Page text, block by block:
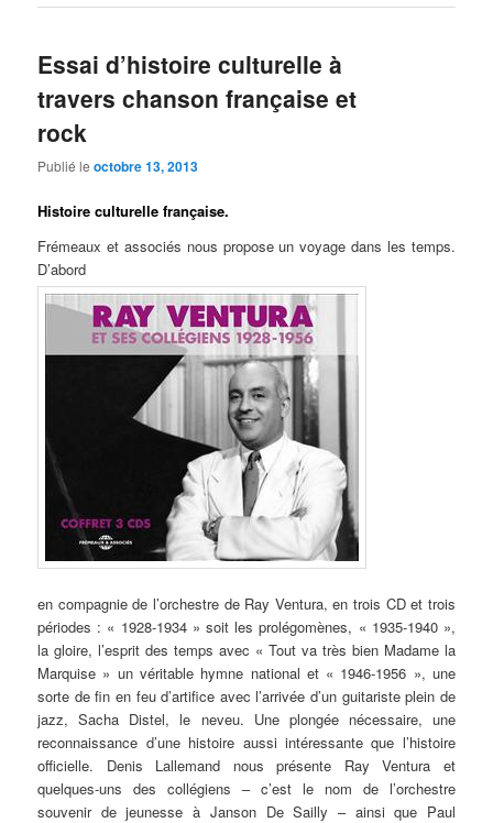
Essai d’histoire culturelle à
travers chanson française et
rock
Publié leoctobre 13, 2013
Histoire culturelle française.
Frémeaux et associés nous propose un voyage dans les temps.
D’abord
en compagnie de l’orchestre de Ray Ventura, en trois CD et trois
périodes : « 1928-1934 » soit les prolégomènes, « 1935-1940 »,
la gloire, l’esprit des temps avec « Tout va très bien Madame la
Marquise » un véritable hymne national et « 1946-1956 », une
sorte de fin en feu d’artifice avec l’arrivée d’un guitariste plein de
jazz, Sacha Distel, le neveu. Une plongée nécessaire, une
reconnaissance d’une histoire aussi intéressante que l’histoire
officielle. Denis Lallemand nous présente Ray Ventura et
quelques-uns des collégiens – c’est le nom de l’orchestre
souvenir de jeunesse à Janson De Sailly – ainsi que Paul